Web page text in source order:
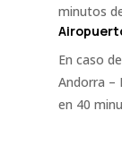
minutos
En caso
Andorra –
en 40